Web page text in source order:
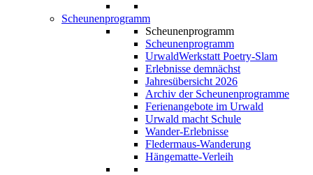
Scheunenprogramm
Scheunenprogramm
Scheunenprogramm
UrwaldWerkstatt Poetry-Slam
Erlebnisse demnächst
Jahresübersicht 2026
Archiv der Scheunenprogramme
Ferienangebote im Urwald
Urwald macht Schule
Wander-Erlebnisse
Fledermaus-Wanderung
Hängematte-Verleih